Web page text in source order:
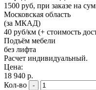
1500 руб, при заказе на
Московская область
(за МКАД)
40 руб/км (+ стоимость
Подъём мебели
без лифта
Расчет индивидуальный.
Цена:
18 940 р.
Кол-во
-